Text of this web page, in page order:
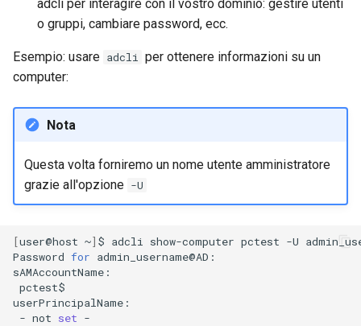
adcli per interagire con il vostro dominio: gestire utenti
o gruppi, cambiare password, ecc.
Esempio: usare adcli per ottenere informazioni su un
computer:
Nota
Questa volta forniremo un nome utente amministratore
grazie all'opzione -U
[user@host ~] $ adcli show-computer pctest -U
Password for admin_username@AD:
pctest$
- not set -